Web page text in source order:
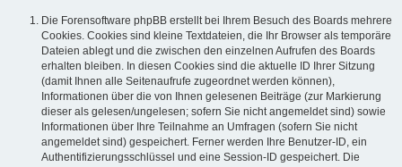
Die Forensoftware phpBB erstellt bei Ihrem Besuch des Boards mehrere
Cookies. Cookies sind kleine Textdateien, die Ihr Browser als temporäre
Dateien ablegt und die zwischen den einzelnen Aufrufen des Boards
erhalten bleiben. In diesen Cookies sind die aktuelle ID Ihrer Sitzung
(damit Ihnen alle Seitenaufrufe zugeordnet werden können),
Informationen über die von Ihnen gelesenen Beiträge (zur Markierung
dieser als gelesen/ungelesen; sofern Sie nicht angemeldet sind) sowie
Informationen über Ihre Teilnahme an Umfragen (sofern Sie nicht
angemeldet sind) gespeichert. Ferner werden Ihre Benutzer-ID, ein
Authentifizierungsschlüssel und eine Session-ID gespeichert. Die